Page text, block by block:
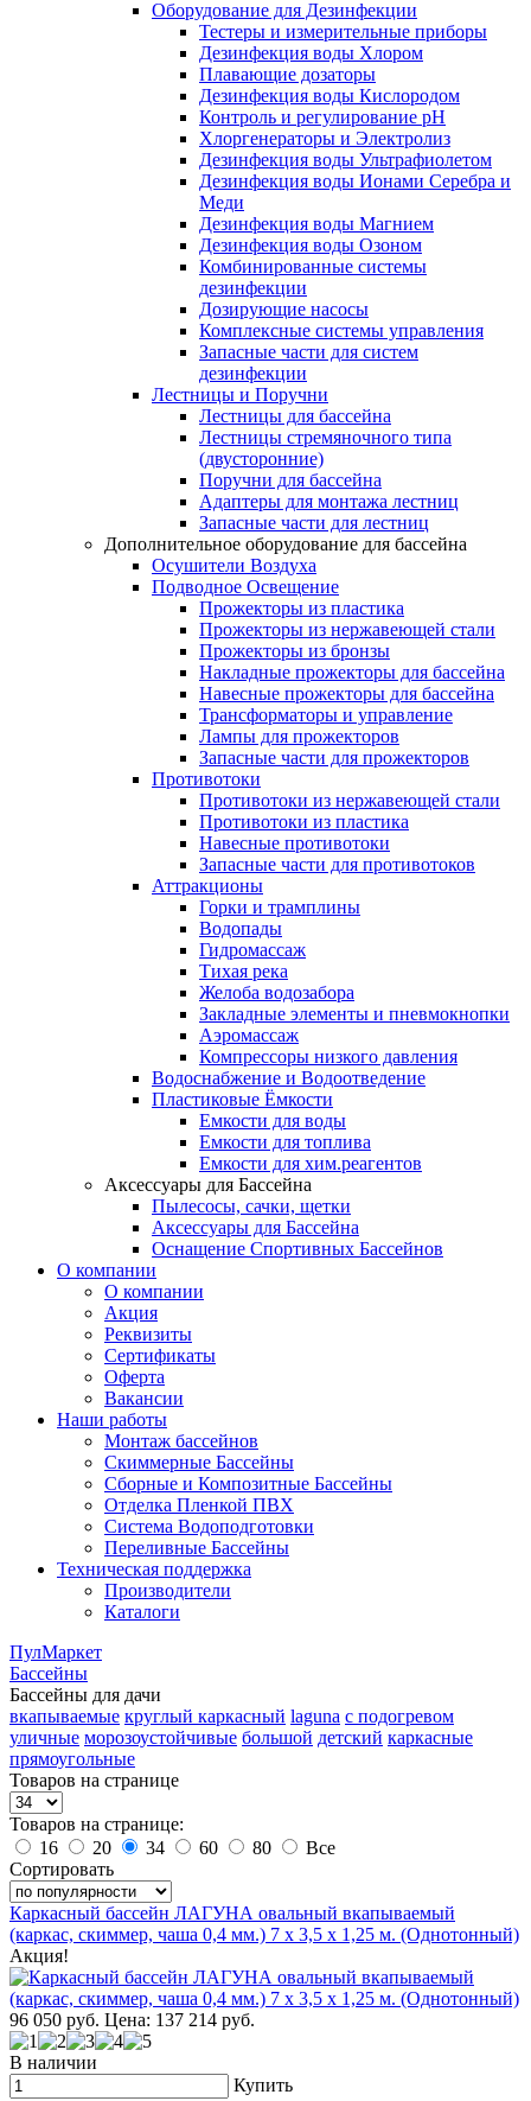
Оборудование для Дезинфекции
Тестеры и измерительные приборы
Дезинфекция воды Хлором
Плавающие дозаторы
Дезинфекция воды Кислородом
Контроль и регулирование рН
Хлоргенераторы и Электролиз
Дезинфекция воды Ультрафиолетом
Дезинфекция воды Ионами Серебра и
Меди
Дезинфекция воды Магнием
Дезинфекция воды Озоном
Комбинированные системы
дезинфекции
Дозирующие насосы
Комплексные системы управления
Запасные части для систем
дезинфекции
Лестницы и Поручни
Лестницы для бассейна
Лестницы стремяночного типа
(двусторонние)
Поручни для бассейна
Адаптеры для монтажа лестниц
Запасные части для лестниц
Дополнительное оборудование для бассейна
Осушители Воздуха
Подводное Освещение
Прожекторы из пластика
Прожекторы из нержавеющей стали
Прожекторы из бронзы
Накладные прожекторы для бассейна
Навесные прожекторы для бассейна
Трансформаторы и управление
Лампы для прожекторов
Запасные части для прожекторов
Противотоки
Противотоки из нержавеющей стали
Противотоки из пластика
Навесные противотоки
Запасные части для противотоков
Аттракционы
Горки и трамплины
Водопады
Гидромассаж
Тихая река
Желоба водозабора
Закладные элементы и пневмокнопки
Аэромассаж
Компрессоры низкого давления
Водоснабжение и Водоотведение
Пластиковые Ёмкости
Емкости для воды
Емкости для топлива
Емкости для хим.реагентов
Аксессуары для Бассейна
Пылесосы, сачки, щетки
Аксессуары для Бассейна
Оснащение Спортивных Бассейнов
О компании
О компании
Акция
Реквизиты
Сертификаты
Оферта
Вакансии
Наши работы
Монтаж бассейнов
Скиммерные Бассейны
Сборные и Композитные Бассейны
Отделка Пленкой ПВХ
Система Водоподготовки
Переливные Бассейны
Техническая поддержка
Производители
Каталоги
ПулМаркет
Бассейны
Бассейны для дачи
вкапываемые круглый каркасный laguna с подогревом
уличные морозоустойчивые большой детский каркасные
прямоугольные
Товаров на странице
Товаров на странице:
16
20 34 60 80
Все
Сортировать
Каркасный бассейн ЛАГУНА овальный вкапываемый
(каркас, скиммер, чаша 0,4 мм.) 7 х 3,5 х 1,25 м. (Однотонный)
Акция!
96 050 руб. Цена: 137 214 руб.
В наличии
Купить